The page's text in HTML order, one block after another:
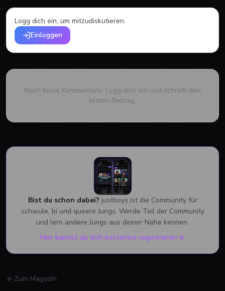
Logg dich ein, um mitzudiskutieren.
Einloggen
Noch keine Kommentare. Logg dich ein und schreib den
ersten Beitrag.
Bist du schon dabei? justboys ist die Community für
schwule, bi und queere Jungs. Werde Teil der Community
und lern andere Jungs aus deiner Nähe kennen.
Hier kannst du dich kostenlos registrieren
Zum Magazin